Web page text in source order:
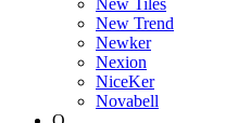
New Trend
Newker
Nexion
NiceKer
Novabell